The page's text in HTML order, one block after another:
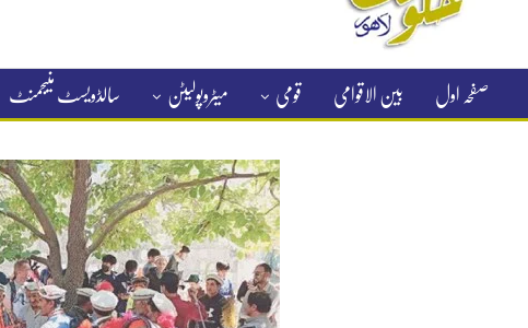
صفحہ اول بین الاقوامی قومی میٹروپولیٹن سالڈویسٹ منیجمنٹ